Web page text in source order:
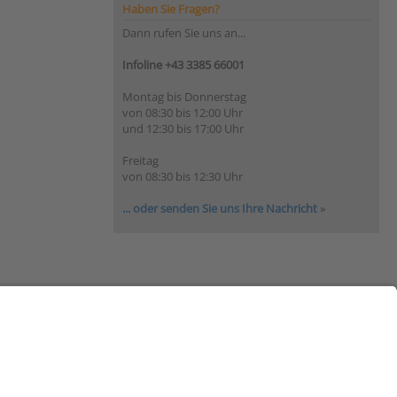
Haben Sie Fragen?
Dann rufen Sie uns an...
Infoline +43 3385 66001
Montag bis Donnerstag
von 08:30 bis 12:00 Uhr
und 12:30 bis 17:00 Uhr
Freitag
von 08:30 bis 12:30 Uhr
... oder senden Sie uns Ihre Nachricht »